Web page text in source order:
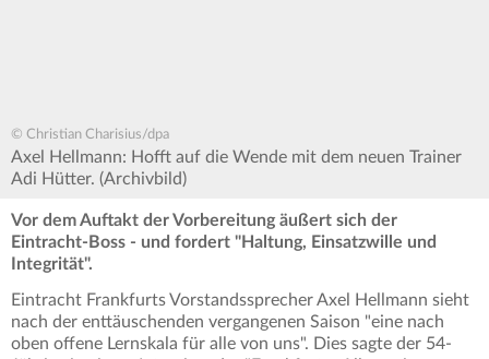
© Christian Charisius/dpa
Axel Hellmann: Hofft auf die Wende mit dem neuen Trainer
Adi Hütter. (Archivbild)
Vor dem Auftakt der Vorbereitung äußert sich der
Eintracht-Boss - und fordert "Haltung, Einsatzwille und
Integrität".
Eintracht Frankfurts Vorstandssprecher Axel Hellmann sieht
nach der enttäuschenden vergangenen Saison "eine nach
oben offene Lernskala für alle von uns". Dies sagte der 54-